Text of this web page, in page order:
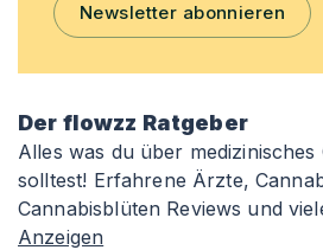
Newsletter abonnieren
Der flowzz Ratgeber
Alles was du über medizinisches
solltest! Erfahrene Ärzte,
Cannabisblüten Reviews und
Anzeigen